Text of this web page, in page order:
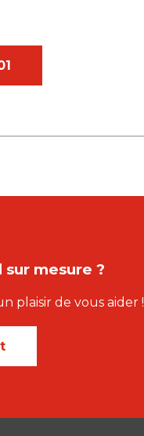
mesure ?
plaisir de vous aider !